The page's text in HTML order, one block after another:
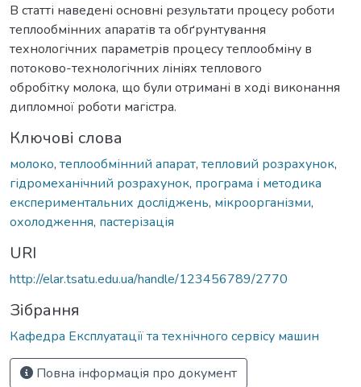
В статті наведені основні результати процесу роботи
теплообмінних апаратів та обґрунтування
технологічних параметрів процесу теплообміну в
потоково-технологічних лініях теплового
обробітку молока, що були отримані в ході виконання
дипломної роботи магістра.
Ключові слова
молоко, теплообмінний апарат, тепловий розрахунок,
гідромеханічний розрахунок, програма і методика
експериментальних досліджень, мікроорганізми,
охолодження, пастерізація
URI
http://elar.tsatu.edu.ua/handle/123456789/2770
Зібрання
Кафедра Експлуатації та технічного сервісу машин
Повна інформація про документ